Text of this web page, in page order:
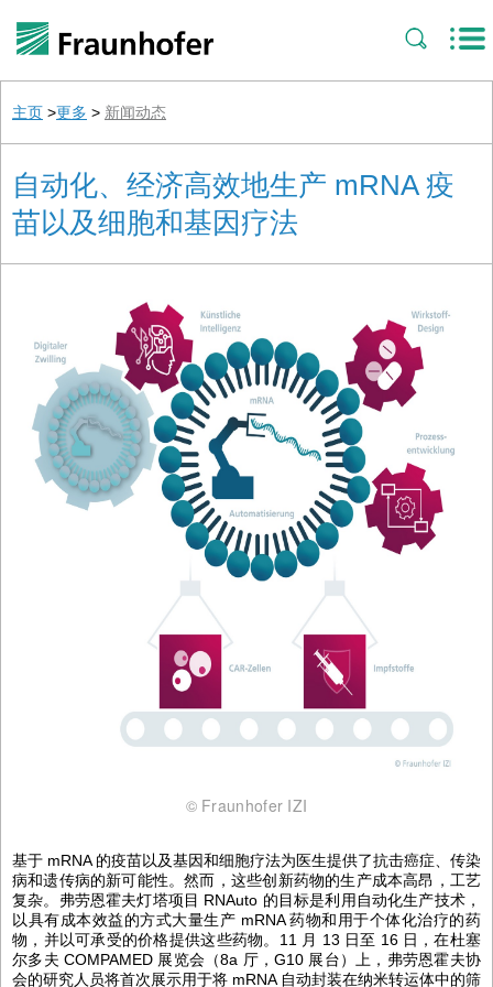
主页 >更多 > 新闻动态
自动化、经济高效地生产 mRNA 疫
苗以及细胞和基因疗法
© Fraunhofer IZI
基于 mRNA 的疫苗以及基因和细胞疗法为医生提供了抗击癌症、传染
病和遗传病的新可能性。然而，这些创新药物的生产成本高昂，工艺
复杂。弗劳恩霍夫灯塔项目 RNAuto 的目标是利用自动化生产技术，
以具有成本效益的方式大量生产 mRNA 药物和用于个体化治疗的药
物，并以可承受的价格提供这些药物。11 月 13 日至 16 日，在杜塞
尔多夫 COMPAMED 展览会（8a 厅，G10 展台）上，弗劳恩霍夫协
会的研究人员将首次展示用于将 mRNA 自动封装在纳米转运体中的筛